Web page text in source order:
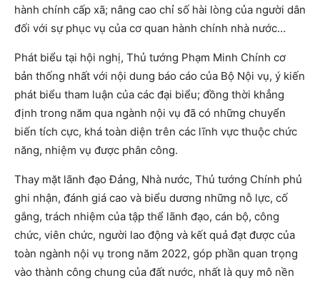
hành chính cấp xã; nâng cao chỉ số hài lòng của người dân
đối với sự phục vụ của cơ quan hành chính nhà nước…
Phát biểu tại hội nghị, Thủ tướng Phạm Minh Chính cơ
bản thống nhất với nội dung báo cáo của Bộ Nội vụ, ý kiến
phát biểu tham luận của các đại biểu; đồng thời khẳng
định trong năm qua ngành nội vụ đã có những chuyển
biến tích cực, khá toàn diện trên các lĩnh vực thuộc chức
năng, nhiệm vụ được phân công.
Thay mặt lãnh đạo Đảng, Nhà nước, Thủ tướng Chính phủ
ghi nhận, đánh giá cao và biểu dương những nỗ lực, cố
gắng, trách nhiệm của tập thể lãnh đạo, cán bộ, công
chức, viên chức, người lao động và kết quả đạt được của
toàn ngành nội vụ trong năm 2022, góp phần quan trọng
vào thành công chung của đất nước, nhất là quy mô nền